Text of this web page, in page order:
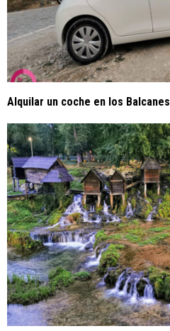
Alquilar un coche en los Balcanes